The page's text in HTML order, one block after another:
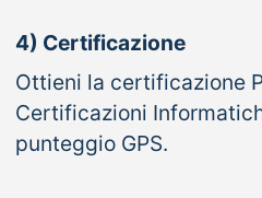
4) Certificazione
Ottieni la certificazione
Certificazioni
punteggio GPS.